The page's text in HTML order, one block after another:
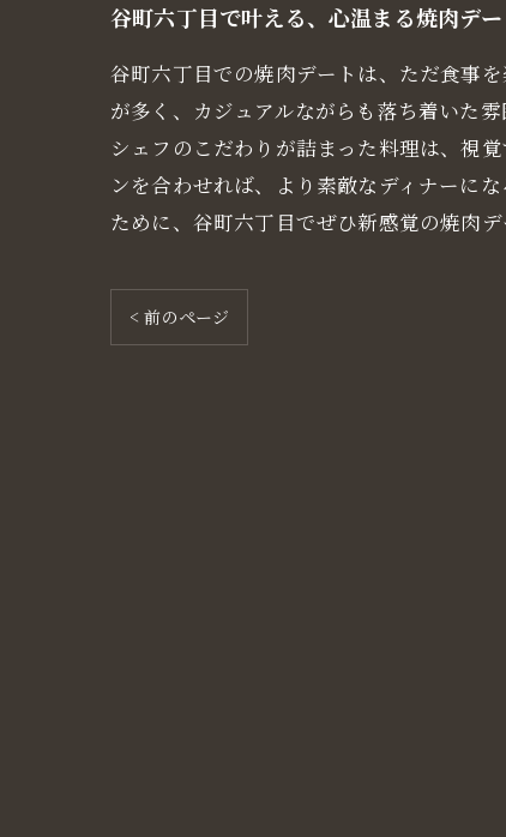
谷町六丁目で叶える、心温まる焼肉デ
谷町六丁目での焼肉デートは、ただ食事
が多く、カジュアルながらも落ち着いた
シェフのこだわりが詰まった料理は、視
ンを合わせれば、より素敵なディナーに
ために、谷町六丁目でぜひ新感覚の焼肉
< 前のページ